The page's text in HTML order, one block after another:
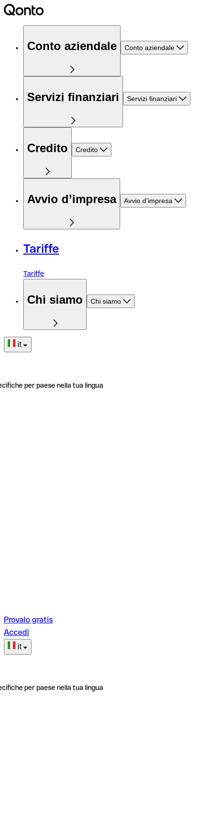
Conto aziendale Conto aziendale
Servizi finanziari Servizi finanziari
Credito Credito
Avvio d’impresa Avvio d’impresa
Tariffe
Tariffe
Chi siamo Chi siamo
it
per paese nella tua lingua
Provalo gratis
Accedi
it
per paese nella tua lingua